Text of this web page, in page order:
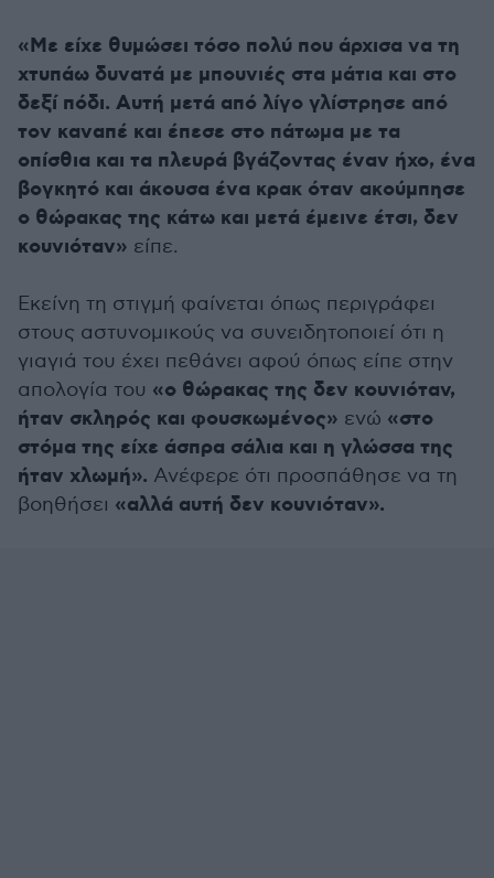
«Με είχε θυμώσει τόσο πολύ που άρχισα να τη
χτυπάω δυνατά με μπουνιές στα μάτια και στο
δεξί πόδι. Αυτή μετά από λίγο γλίστρησε από
τον καναπέ και έπεσε στο πάτωμα με τα
οπίσθια και τα πλευρά βγάζοντας έναν ήχο, ένα
βογκητό και άκουσα ένα κρακ όταν ακούμπησε
ο θώρακας της κάτω και μετά έμεινε έτσι, δεν
κουνιόταν» είπε.
Εκείνη τη στιγμή φαίνεται όπως περιγράφει
στους αστυνομικούς να συνειδητοποιεί ότι η
γιαγιά του έχει πεθάνει αφού όπως είπε στην
απολογία του «ο θώρακας της δεν κουνιόταν,
ήταν σκληρός και φουσκωμένος» ενώ «στο
στόμα της είχε άσπρα σάλια και η γλώσσα της
ήταν χλωμή». Ανέφερε ότι προσπάθησε να τη
βοηθήσει «αλλά αυτή δεν κουνιόταν».